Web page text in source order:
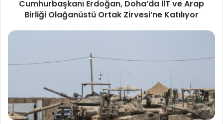
Cumhurbaşkanı Erdoğan, Doha’da İİT ve Arap
Birliği Olağanüstü Ortak Zirvesi’ne Katılıyor